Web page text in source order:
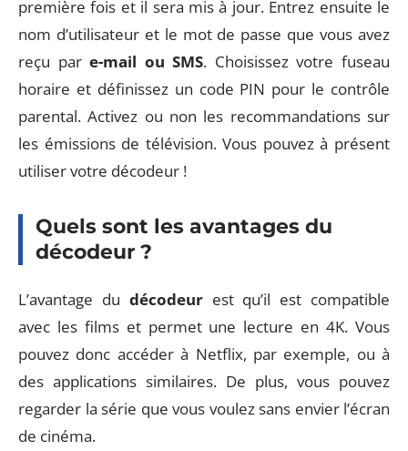
première fois et il sera mis à jour. Entrez ensuite le
nom d’utilisateur et le mot de passe que vous avez
reçu pare-mail ou SMS. Choisissez votre fuseau
horaire et définissez un code PIN pour le contrôle
parental. Activez ou non les recommandations sur
les émissions de télévision. Vous pouvez à présent
utiliser votre décodeur !
Quels sont les avantages du
décodeur ?
L’avantage du décodeurest qu’il est compatible
avec les films et permet une lecture en 4K. Vous
pouvez donc accéder à Netflix, par exemple, ou à
des applications similaires. De plus, vous pouvez
regarder la série que vous voulez sans envier l’écran
de cinéma.